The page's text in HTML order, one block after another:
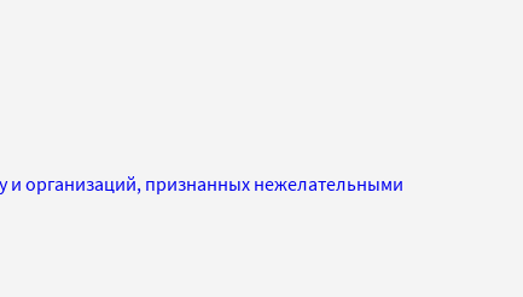
и организаций, признанных нежелательными